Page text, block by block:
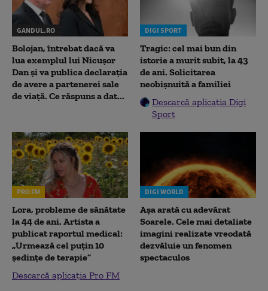
GANDUL.RO
Bolojan, întrebat dacă va
lua exemplul lui Nicușor
Dan și va publica declarația
de avere a partenerei sale
de viață. Ce răspuns a dat...
DIGI SPORT
Tragic: cel mai bun din
istorie a murit subit, la 43
de ani. Solicitarea
neobișnuită a familiei
Descarcă aplicația Digi
Sport
PRO FM
Lora, probleme de sănătate
la 44 de ani. Artista a
publicat raportul medical:
„Urmează cel puțin 10
ședințe de terapie”
Descarcă aplicația Pro FM
DIGI WORLD
Așa arată cu adevărat
Soarele. Cele mai detaliate
imagini realizate vreodată
dezvăluie un fenomen
spectaculos